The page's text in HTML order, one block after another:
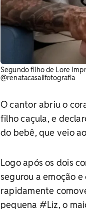
Segundo filho de Lore
@renatacasalifotografia
O cantor abriu o
filho caçula, e
do bebê, que veio
Logo após os dois
segurou a emoção
rapidamente
pequena #Liz, o